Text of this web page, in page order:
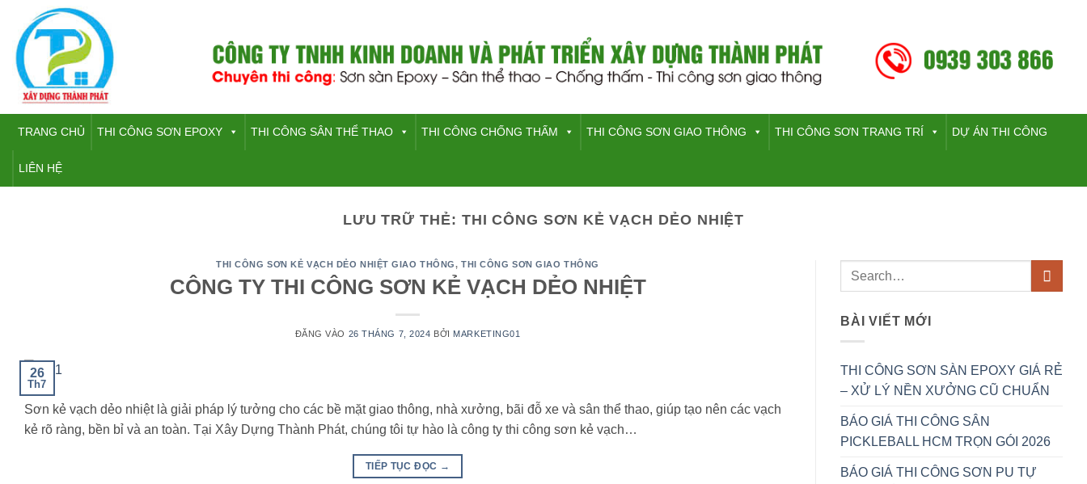
nội
dung
TRANG CHỦ THI CÔNG SƠN EPOXY THI CÔNG SÂN THỂ THAO THI CÔNG CHỐNG THẤM THI CÔNG SƠN GIAO THÔNG THI CÔNG SƠN TRANG TRÍ DỰ ÁN THI CÔNG
LIÊN HỆ
LƯU TRỮ THẺ: THI CÔNG SƠN KẺ VẠCH DẺO NHIỆT
THI CÔNG SƠN KẺ VẠCH DẺO NHIỆT GIAO THÔNG,THI CÔNG SƠN GIAO THÔNG
CÔNG TY THI CÔNG SƠN KẺ VẠCH DẺO NHIỆT
ĐĂNG VÀO 26 THÁNG 7, 2024 BỞI MARKETING01
26
Th7
Sơn kẻ vạch dẻo nhiệt là giải pháp lý tưởng cho các bề mặt giao thông, nhà xưởng, bãi đỗ xe và sân thể thao, giúp tạo nên các vạch
kẻ rõ ràng, bền bỉ và an toàn. Tại Xây Dựng Thành Phát, chúng tôi tự hào là công ty thi công sơn kẻ vạch…
TIẾP TỤC ĐỌC →
BÀI VIẾT MỚI
THI CÔNG SƠN SÀN EPOXY GIÁ RẺ
– XỬ LÝ NỀN XƯỞNG CŨ CHUẨN
BÁO GIÁ THI CÔNG SÂN
PICKLEBALL HCM TRỌN GÓI 2026
BÁO GIÁ THI CÔNG SƠN PU TỰ